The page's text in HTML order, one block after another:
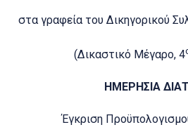
στα γραφεία του Δικηγορικού
(Δικαστικό Μέγαρο, 4
ΗΜΕΡΗΣΙΑ
Έγκριση